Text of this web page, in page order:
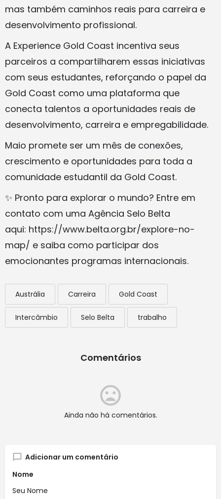
mas também caminhos reais para carreira e
desenvolvimento profissional.
A Experience Gold Coast incentiva seus
parceiros a compartilharem essas iniciativas
com seus estudantes, reforçando o papel da
Gold Coast como uma plataforma que
conecta talentos a oportunidades reais de
desenvolvimento, carreira e empregabilidade.
Maio promete ser um mês de conexões,
crescimento e oportunidades para toda a
comunidade estudantil da Gold Coast.
✨ Pronto para explorar o mundo? Entre em
contato com uma Agência Selo Belta
aqui: https://www.belta.org.br/explore-no-
map/ e saiba como participar dos
emocionantes programas internacionais.
Austrália Carreira Gold Coast
Intercâmbio Selo Belta trabalho
Comentários
Ainda não há comentários.
Adicionar um comentário
Nome